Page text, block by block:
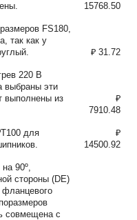
15768.50
FS180,
так как у
₽ 31.72
220 В
выбраны эти
выполнены из
₽
7910.48
для
₽
14500.92
90º,
стороны (DE)
совмещена с